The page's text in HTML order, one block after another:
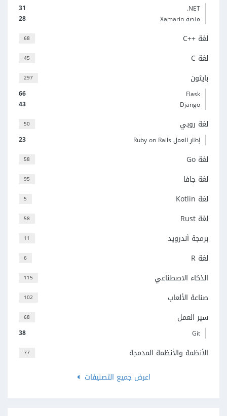
31
‎.NET
28
منصة Xamarin
68 لغة C++‎
45 لغة C
297 بايثون
66
Flask
43
Django
50 لغة روبي
23 إطار العمل Ruby on Rails
58 لغة Go
95 لغة جافا
5 لغة Kotlin
58 لغة Rust
11 برمجة أندرويد
6 لغة R
115 الذكاء الاصطناعي
102 صناعة الألعاب
68 سير العمل
38 Git
77
الأنظمة والأنظمة المدمجة
اعرض جميع التصنيفات